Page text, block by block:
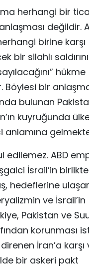
herhangi bir
değildir.
birine karşı
bir silahlı
hükme
Böylesi bir
bulunan
kuyruğunda
anlamına
edilemez. ABD
İsrail’in birlikte
hedeflerine
ve İsrail’in
Pakistan ve
korunması
İran’a karşı
bir askeri pakt